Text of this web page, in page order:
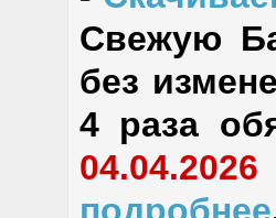
Свежую
без
4 раза
04.04.2026
подробнее